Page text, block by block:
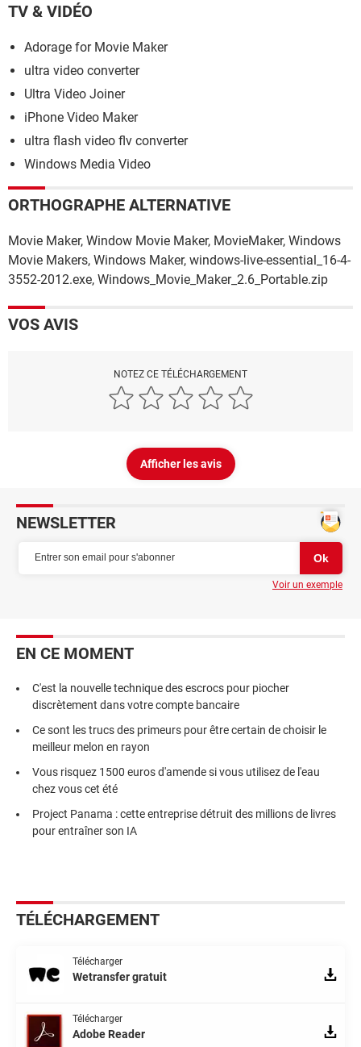
TV & VIDÉO
Adorage for Movie Maker
ultra video converter
Ultra Video Joiner
iPhone Video Maker
ultra flash video flv converter
Windows Media Video
ORTHOGRAPHE ALTERNATIVE
Movie Maker, Window Movie Maker, MovieMaker, Windows
Movie Makers, Windows Maker, windows-live-essential_16-4-
3552-2012.exe, Windows_Movie_Maker_2.6_Portable.zip
VOS AVIS
NOTEZ CE TÉLÉCHARGEMENT
Afficher les avis
NEWSLETTER
Voir un exemple
EN CE MOMENT
C'est la nouvelle technique des escrocs pour piocher
discrètement dans votre compte bancaire
Ce sont les trucs des primeurs pour être certain de choisir le
meilleur melon en rayon
Vous risquez 1500 euros d'amende si vous utilisez de l'eau
chez vous cet été
Project Panama : cette entreprise détruit des millions de livres
pour entraîner son IA
TÉLÉCHARGEMENT
Télécharger
Wetransfer gratuit
Télécharger
Adobe Reader